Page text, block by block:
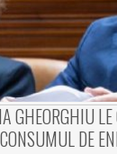
GHEORGHIU
DE